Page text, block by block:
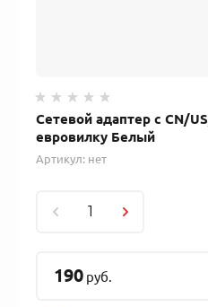
Сетевой адаптер с CN/
евровилку Белый
Артикул: нет
190 руб.